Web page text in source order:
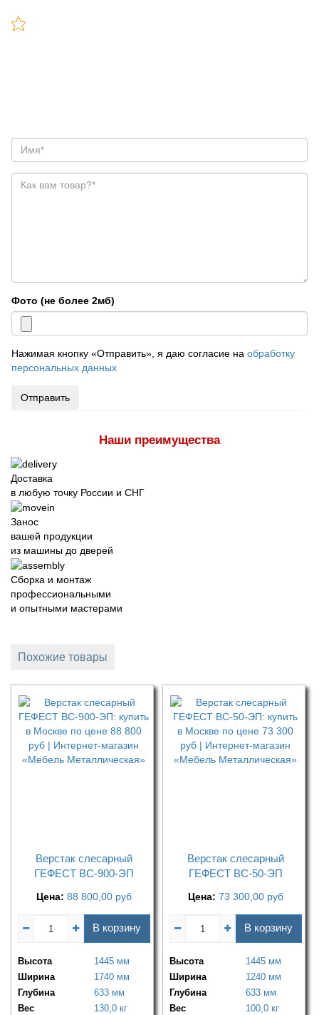
Фото (не более 2мб)
Нажимая кнопку «Отправить», я даю согласие на обработку
персональных данных
Отправить
Наши преимущества
Доставка
в любую точку России и СНГ
Занос
вашей продукции
из машины до дверей
Сборка и монтаж
профессиональными
и опытными мастерами
Похожие товары
Верстак слесарный
ГЕФЕСТ ВС-900-ЭП
Цена: 88 800,00 руб
В корзину
Высота
1445 мм
Ширина
1740 мм
Глубина
633 мм
Вес
130,0 кг
Верстак слесарный
ГЕФЕСТ ВС-50-ЭП
Цена: 73 300,00 руб
В корзину
Высота
1445 мм
Ширина
1240 мм
Глубина
633 мм
Вес
100,0 кг